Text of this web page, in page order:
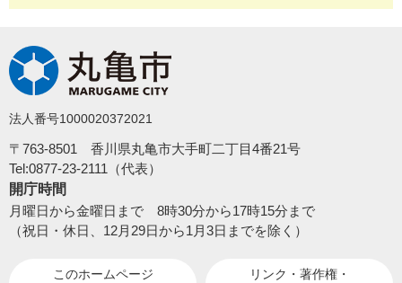
法人番号1000020372021
〒763-8501 香川県丸亀市大手町二丁目4番21号
Tel:0877-23-2111（代表）
開庁時間
月曜日から金曜日まで 8時30分から17時15分まで
（祝日・休日、12月29日から1月3日までを除く）
このホームページ
リンク・著作権・